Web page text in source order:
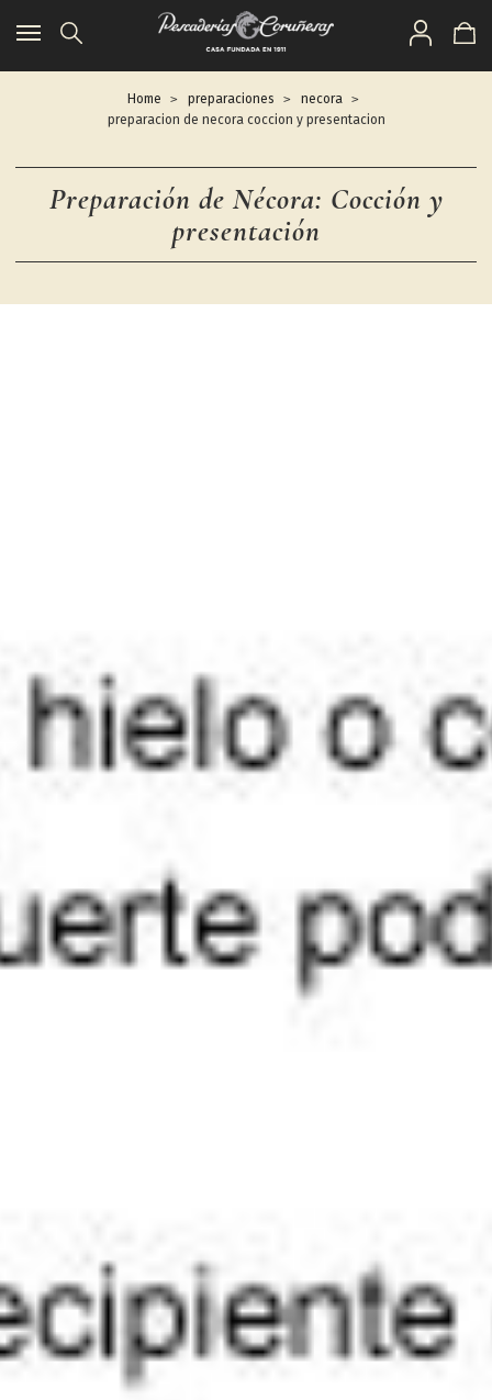
Toggle
Home preparaciones
necora
preparacion de necora coccion y presentacion
Preparación de Nécora: Cocción y
presentación